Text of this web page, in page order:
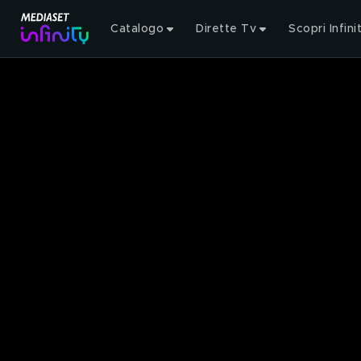
Catalogo Dirette Tv Scopri